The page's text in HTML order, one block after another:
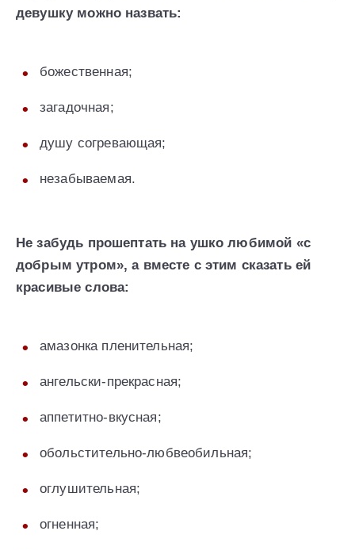
девушку можно назвать:
божественная;
загадочная;
душу согревающая;
незабываемая.
Не забудь прошептать на ушко любимой «с
добрым утром», а вместе с этим сказать ей
красивые слова:
амазонка пленительная;
ангельски-прекрасная;
аппетитно-вкусная;
обольстительно-любвеобильная;
оглушительная;
огненная;